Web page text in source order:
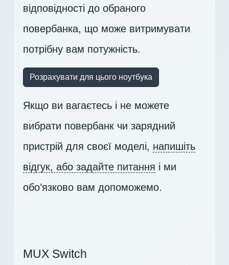
відповідності до обраного
повербанка, що може витримувати
потрібну вам потужність.
Розрахувати для цього ноутбука
Якщо ви вагаєтесь і не можете
вибрати повербанк чи зарядний
пристрій для своєї моделі, напишіть
відгук, або задайте питання і ми
обо’язково вам допоможемо.
MUX Switch